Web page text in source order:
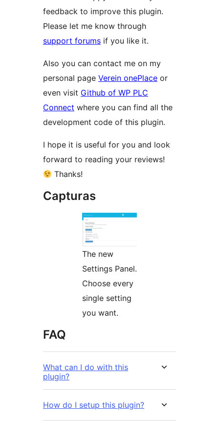
feedback to improve this plugin.
Please let me know through
support forums if you like it.
Also you can contact me on my
personal page Verein onePlace or
even visit Github of WP PLC
Connect where you can find all the
development code of this plugin.
I hope it is useful for you and look
forward to reading your reviews!
Thanks!
Capturas
The new
Settings Panel.
Choose every
single setting
you want.
FAQ
What can I do with this
plugin?
How do I setup this plugin?